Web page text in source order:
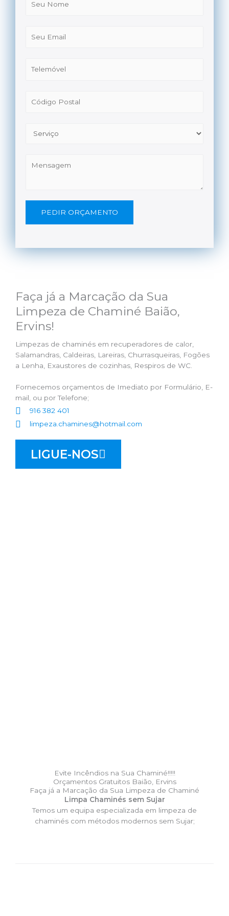
PEDIR ORÇAMENTO
Faça já a Marcação da Sua
Limpeza de Chaminé Baião,
Ervins!
Limpezas de chaminés em recuperadores de calor,
Salamandras, Caldeiras, Lareiras, Churrasqueiras, Fogões
a Lenha, Exaustores de cozinhas, Respiros de WC.
Fornecemos orçamentos de Imediato por Formulário, E-
mail, ou por Telefone;
916 382 401
limpeza.chamines@hotmail.com
LIGUE-NOS
Evite Incêndios na Sua Chaminé!!!!!
Orçamentos Gratuitos Baião, Ervins
Faça já a Marcação da Sua Limpeza de Chaminé
Limpa Chaminés sem Sujar
Temos um equipa especializada em limpeza de
chaminés com métodos modernos sem Sujar;